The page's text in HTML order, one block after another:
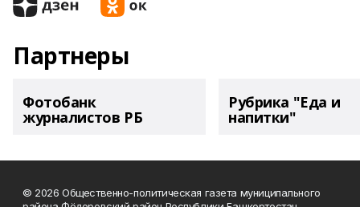
Партнеры
Фотобанк
журналистов РБ
Рубрика "Еда и
напитки"
© 2026 Общественно-политическая газета муниципального